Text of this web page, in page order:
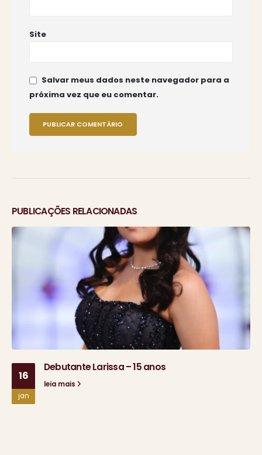
Site
Salvar meus dados neste navegador para a
próxima vez que eu comentar.
PUBLICAÇÕES RELACIONADAS
16
jan
Debutante Larissa – 15 anos
leia mais